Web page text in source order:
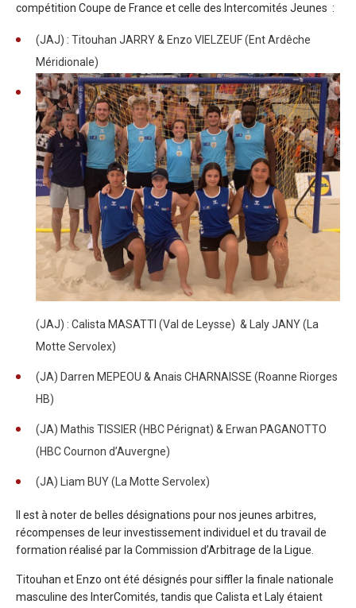
compétition Coupe de France et celle des Intercomités Jeunes :
(JAJ) : Titouhan JARRY & Enzo VIELZEUF (Ent Ardêche
Méridionale)
(JAJ) : Calista MASATTI (Val de Leysse) & Laly JANY (La
Motte Servolex)
(JA) Darren MEPEOU & Anais CHARNAISSE (Roanne Riorges
HB)
(JA) Mathis TISSIER (HBC Pérignat) & Erwan PAGANOTTO
(HBC Cournon d’Auvergne)
(JA) Liam BUY (La Motte Servolex)
Il est à noter de belles désignations pour nos jeunes arbitres,
récompenses de leur investissement individuel et du travail de
formation réalisé par la Commission d’Arbitrage de la Ligue.
Titouhan et Enzo ont été désignés pour siffler la finale nationale
masculine des InterComités, tandis que Calista et Laly étaient